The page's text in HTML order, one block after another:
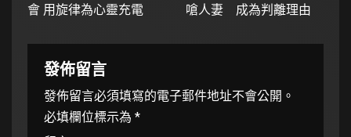
會 用旋律為心靈充電
嗆人妻 成為判離理由
發佈留言
發佈留言必須填寫的電子郵件地址不會公開。
必填欄位標示為 *